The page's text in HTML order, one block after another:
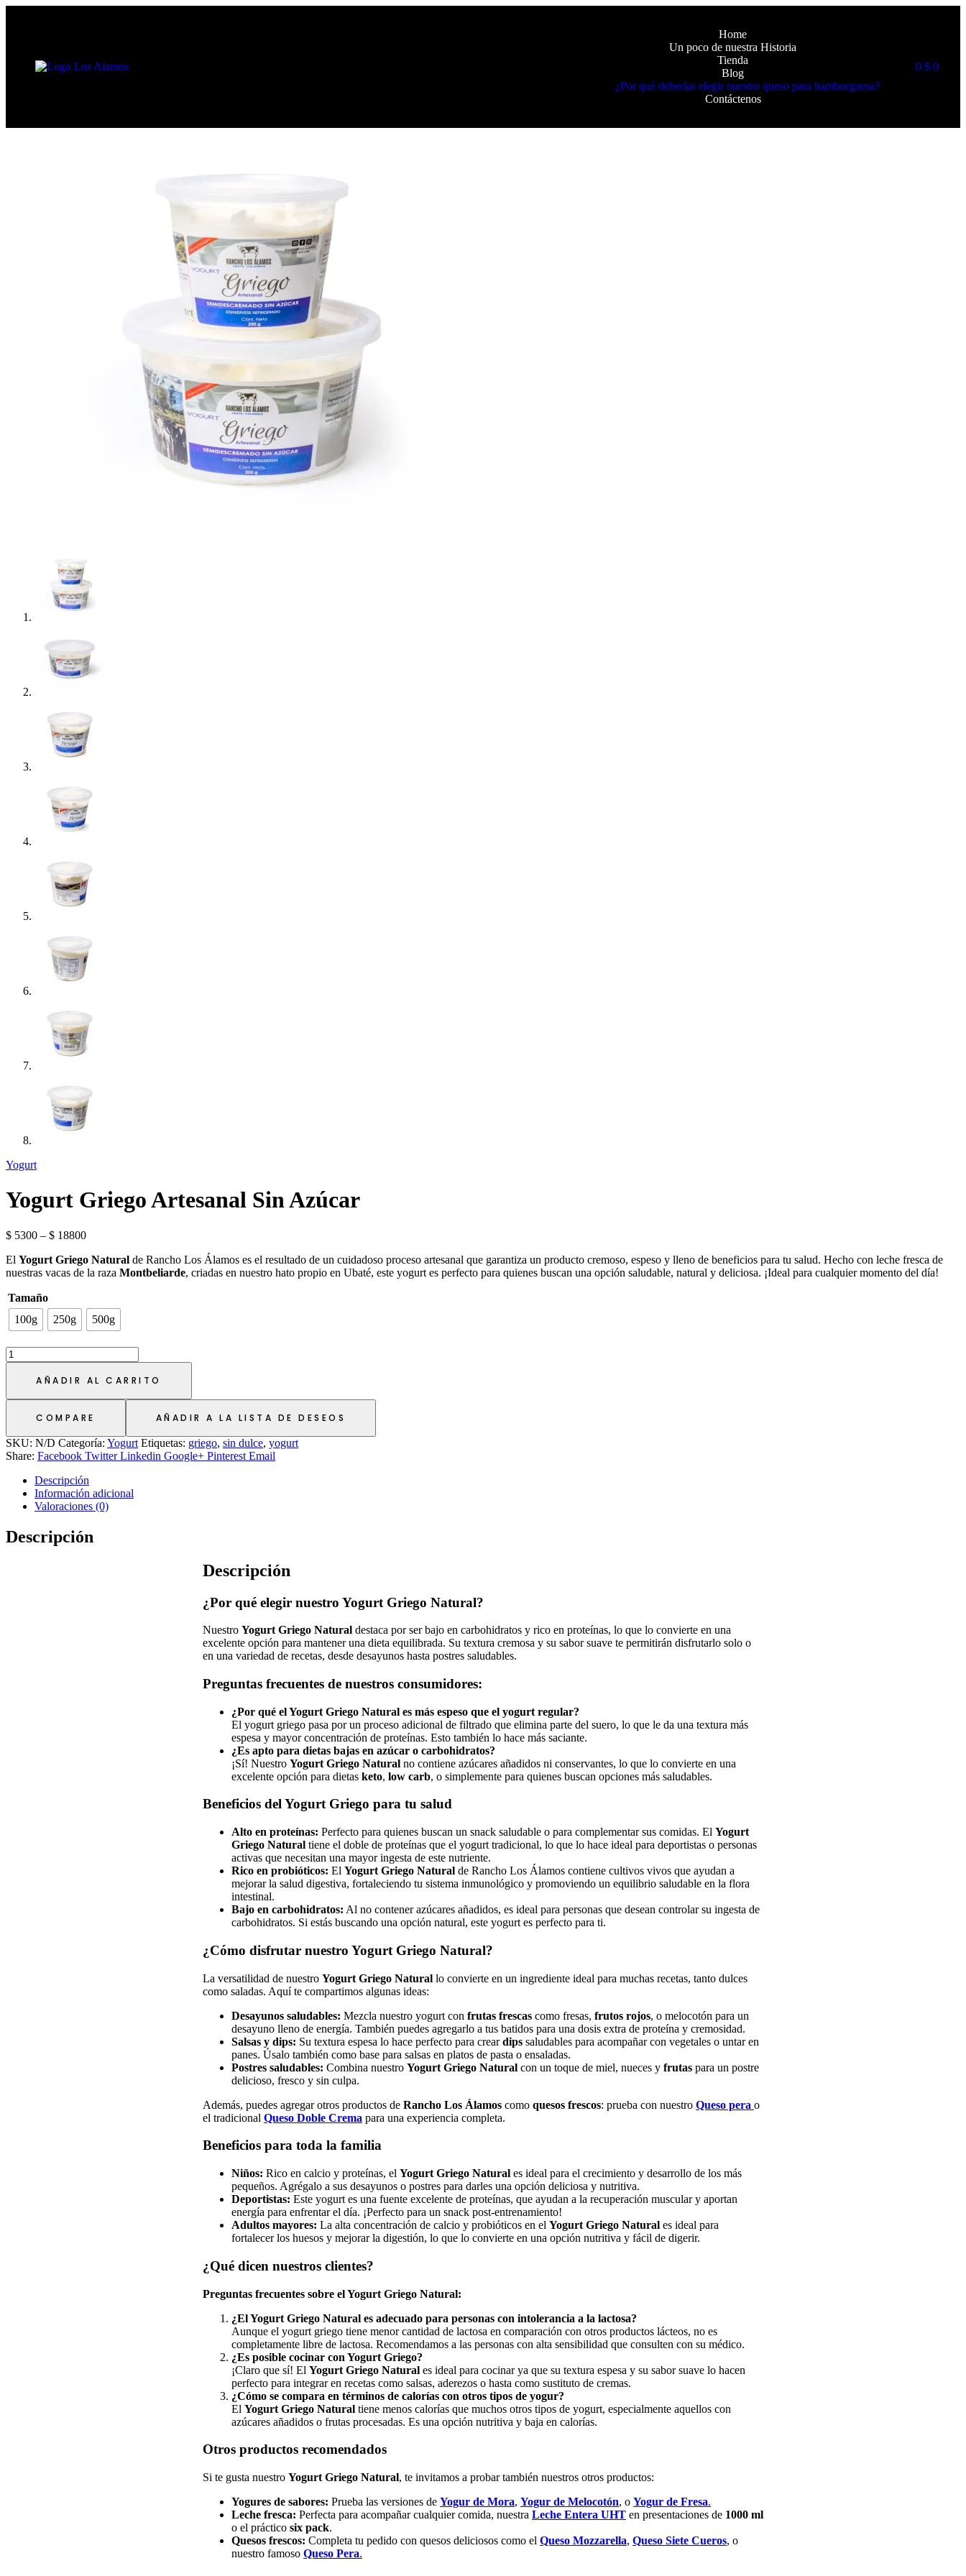
Home
Un poco de nuestra Historia
Tienda
Blog
¿Por qué deberías elegir nuestro queso para hamburguesa?
Contáctenos
0 $0
Yogurt
Yogurt Griego Artesanal Sin Azúcar
$ 5300 – $ 18800
El Yogurt Griego Natural de Rancho Los Álamos es el resultado de un cuidadoso proceso artesanal que garantiza un producto cremoso, espeso y lleno de beneficios para tu salud. Hecho con leche fresca de
nuestras vacas de la raza Montbeliarde, criadas en nuestro hato propio en Ubaté, este yogurt es perfecto para quienes buscan una opción saludable, natural y deliciosa. ¡Ideal para cualquier momento del día!
Tamaño
100g
250g 500g
AÑADIR AL CARRITO
COMPARE AÑADIR A LA LISTA DE DESEOS
SKU: N/D Categoría: Yogurt Etiquetas: griego, sin dulce, yogurt
Share: Facebook Twitter Linkedin Google+ Pinterest Email
Descripción
Información adicional
Valoraciones (0)
Descripción
Descripción
¿Por qué elegir nuestro Yogurt Griego Natural?
Nuestro Yogurt Griego Natural destaca por ser bajo en carbohidratos y rico en proteínas, lo que lo convierte en una
excelente opción para mantener una dieta equilibrada. Su textura cremosa y su sabor suave te permitirán disfrutarlo solo o
en una variedad de recetas, desde desayunos hasta postres saludables.
Preguntas frecuentes de nuestros consumidores:
¿Por qué el Yogurt Griego Natural es más espeso que el yogurt regular?
El yogurt griego pasa por un proceso adicional de filtrado que elimina parte del suero, lo que le da una textura más
espesa y mayor concentración de proteínas. Esto también lo hace más saciante.
¿Es apto para dietas bajas en azúcar o carbohidratos?
¡Sí! Nuestro Yogurt Griego Natural no contiene azúcares añadidos ni conservantes, lo que lo convierte en una
excelente opción para dietas keto, low carb, o simplemente para quienes buscan opciones más saludables.
Beneficios del Yogurt Griego para tu salud
Alto en proteínas: Perfecto para quienes buscan un snack saludable o para complementar sus comidas. El Yogurt
Griego Natural tiene el doble de proteínas que el yogurt tradicional, lo que lo hace ideal para deportistas o personas
activas que necesitan una mayor ingesta de este nutriente.
Rico en probióticos: El Yogurt Griego Natural de Rancho Los Álamos contiene cultivos vivos que ayudan a
mejorar la salud digestiva, fortaleciendo tu sistema inmunológico y promoviendo un equilibrio saludable en la flora
intestinal.
Bajo en carbohidratos: Al no contener azúcares añadidos, es ideal para personas que desean controlar su ingesta de
carbohidratos. Si estás buscando una opción natural, este yogurt es perfecto para ti.
¿Cómo disfrutar nuestro Yogurt Griego Natural?
La versatilidad de nuestro Yogurt Griego Natural lo convierte en un ingrediente ideal para muchas recetas, tanto dulces
como saladas. Aquí te compartimos algunas ideas:
Desayunos saludables: Mezcla nuestro yogurt con frutas frescas como fresas, frutos rojos, o melocotón para un
desayuno lleno de energía. También puedes agregarlo a tus batidos para una dosis extra de proteína y cremosidad.
Salsas y dips: Su textura espesa lo hace perfecto para creardips saludables para acompañar con vegetales o untar en
panes. Úsalo también como base para salsas en platos de pasta o ensaladas.
Postres saludables: Combina nuestro Yogurt Griego Natural con un toque de miel, nueces y frutas para un postre
delicioso, fresco y sin culpa.
Además, puedes agregar otros productos de Rancho Los Álamos como quesos frescos: prueba con nuestro Queso pera o
el tradicional Queso Doble Crema para una experiencia completa.
Beneficios para toda la familia
Niños: Rico en calcio y proteínas, el Yogurt Griego Natural es ideal para el crecimiento y desarrollo de los más
pequeños. Agrégalo a sus desayunos o postres para darles una opción deliciosa y nutritiva.
Deportistas: Este yogurt es una fuente excelente de proteínas, que ayudan a la recuperación muscular y aportan
energía para enfrentar el día. ¡Perfecto para un snack post-entrenamiento!
Adultos mayores: La alta concentración de calcio y probióticos en el Yogurt Griego Natural es ideal para
fortalecer los huesos y mejorar la digestión, lo que lo convierte en una opción nutritiva y fácil de digerir.
¿Qué dicen nuestros clientes?
Preguntas frecuentes sobre el Yogurt Griego Natural:
¿El Yogurt Griego Natural es adecuado para personas con intolerancia a la lactosa?
Aunque el yogurt griego tiene menor cantidad de lactosa en comparación con otros productos lácteos, no es
completamente libre de lactosa. Recomendamos a las personas con alta sensibilidad que consulten con su médico.
¿Es posible cocinar con Yogurt Griego?
¡Claro que sí! El Yogurt Griego Natural es ideal para cocinar ya que su textura espesa y su sabor suave lo hacen
perfecto para integrar en recetas como salsas, aderezos o hasta como sustituto de cremas.
¿Cómo se compara en términos de calorías con otros tipos de yogur?
El Yogurt Griego Natural tiene menos calorías que muchos otros tipos de yogurt, especialmente aquellos con
azúcares añadidos o frutas procesadas. Es una opción nutritiva y baja en calorías.
Otros productos recomendados
Si te gusta nuestro Yogurt Griego Natural, te invitamos a probar también nuestros otros productos:
Yogures de sabores: Prueba las versiones de Yogur de Mora, Yogur de Melocotón, o Yogur de Fresa.
Leche fresca: Perfecta para acompañar cualquier comida, nuestra Leche Entera UHT en presentaciones de 1000 ml
o el práctico six pack.
Quesos frescos: Completa tu pedido con quesos deliciosos como el Queso Mozzarella, Queso Siete Cueros, o
nuestro famoso Queso Pera.